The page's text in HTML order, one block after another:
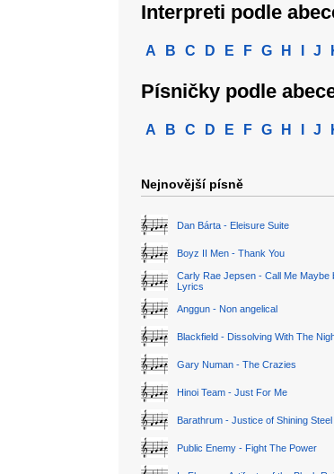
Interpreti podle
A B C D E F G H J
Písničky podle
A B C D E F G H J
Nejnovější písně
Dan Bárta - Eleisure Suite
Boyz II Men - Thank You
Carly Rae Jepsen - Call Me Maybe
Lyrics
Anggun - Non angelical
Blackfield - Dissolving With The
Gary Numan - The Crazies
Hinoi Team - Just For Me
Barathrum - Justice of Shining Steel
Public Enemy - Fight The Power